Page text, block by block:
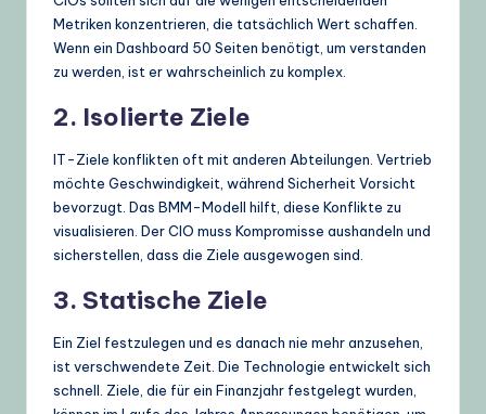
Metriken konzentrieren, die tatsächlich Wert schaffen.
Wenn ein Dashboard 50 Seiten benötigt, um verstanden
zu werden, ist er wahrscheinlich zu komplex.
2. Isolierte Ziele
IT-Ziele konflikten oft mit anderen Abteilungen. Vertrieb
möchte Geschwindigkeit, während Sicherheit Vorsicht
bevorzugt. Das BMM-Modell hilft, diese Konflikte zu
visualisieren. Der CIO muss Kompromisse aushandeln und
sicherstellen, dass die Ziele ausgewogen sind.
3. Statische Ziele
Ein Ziel festzulegen und es danach nie mehr anzusehen,
ist verschwendete Zeit. Die Technologie entwickelt sich
schnell. Ziele, die für ein Finanzjahr festgelegt wurden,